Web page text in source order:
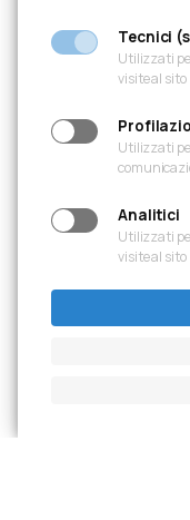
Tecnici
Utilizzati
visite al sito
Utilizzati
Analitici
Utilizzati
visite al sito